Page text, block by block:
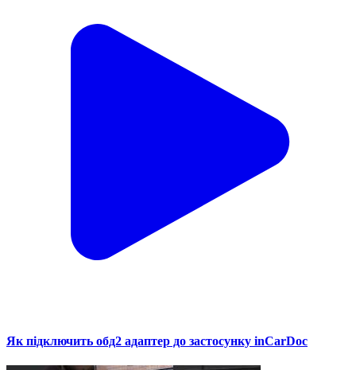
Як підключить обд2 адаптер до застосунку inCarDoc